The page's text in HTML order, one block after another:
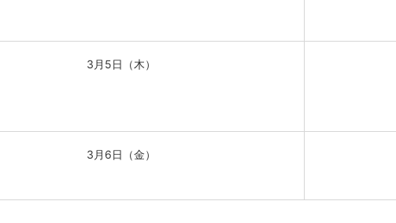
3月5日（木）
3月6日（金）